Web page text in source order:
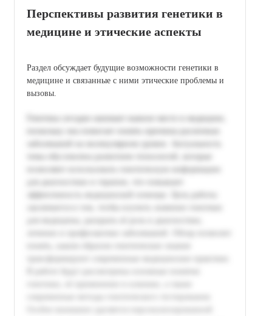
Перспективы развития генетики в
медицине и этические аспекты
Раздел обсуждает будущие возможности генетики в
медицине и связанные с ними этические проблемы и
вызовы.